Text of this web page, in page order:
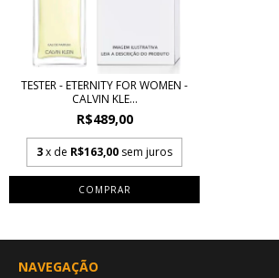
TESTER - ETERNITY FOR WOMEN -
CALVIN KLE...
R$489,00
3x de R$163,00 sem juros
COMPRAR
NAVEGAÇÃO